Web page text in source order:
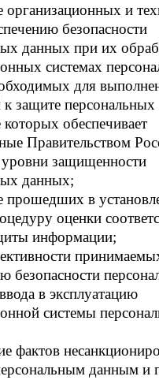
организационных и
безопасности
данных при их
системах
для
к защите
которых обеспечивает
Правительством
защищенности
данных;
прошедших в
оценки
информации;
безопасности
в эксплуатацию
системы
фактов
данным и